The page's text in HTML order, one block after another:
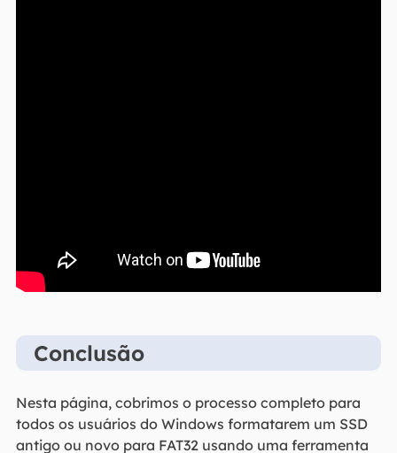
Conclusão
Nesta página, cobrimos o processo completo para
todos os usuários do Windows formatarem um SSD
antigo ou novo para FAT32 usando uma ferramenta